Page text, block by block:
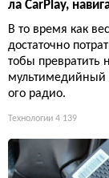
ла CarPlay,
В то время как
достаточно
тобы превратить
мультимедийный
ого радио.
Технологии 4 139